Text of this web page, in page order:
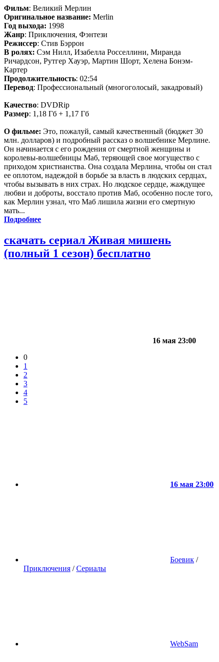
Фильм: Великий Мерлин
Оригинальное название: Merlin
Год выхода: 1998
Жанр: Приключения, Фэнтези
Режиссер: Стив Бэррон
В ролях: Сэм Нилл, Изабелла Росселлини, Миранда
Ричардсон, Рутгер Хауэр, Мартин Шорт, Хелена Бонэм-
Картер
Продолжительность: 02:54
Перевод: Профессиональный (многоголосый, закадровый)
Качество: DVDRip
Размер: 1,18 Гб + 1,17 Гб
О фильме: Это, пожалуй, самый качественный (бюджет 30
млн. долларов) и подробный рассказ о волшебнике Мерлине.
Он начинается с его рождения от смертной женщины и
королевы-волшебницы Маб, теряющей свое могущество с
приходом христианства. Она создала Мерлина, чтобы он стал
ее оплотом, надеждой в борьбе за власть в людских сердцах,
чтобы вызывать в них страх. Но людское сердце, жаждущее
любви и доброты, восстало против Маб, особенно после того,
как Мерлин узнал, что Маб лишила жизни его смертную
мать...
Подробнее
скачать сериал Живая мишень
(полный 1 сезон) бесплатно
16 мая 23:00
0
1
2
3
4
5
16 мая 23:00
Боевик /
Приключения /Сериалы
WebSam